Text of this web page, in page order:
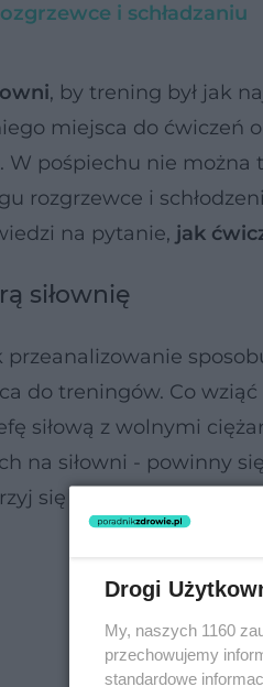
i schładzaniu
, by trening był jak
miejsca do ćwiczeń
W pośpiechu nie
rozgrzewce i
na pytanie, jak
siłownię
przeanalizowanie
do treningów. Co
siłową z wolnymi
na siłowni - powinny
się również strefie
Drogi
My, naszych 1160
przechowujemy
standardowe